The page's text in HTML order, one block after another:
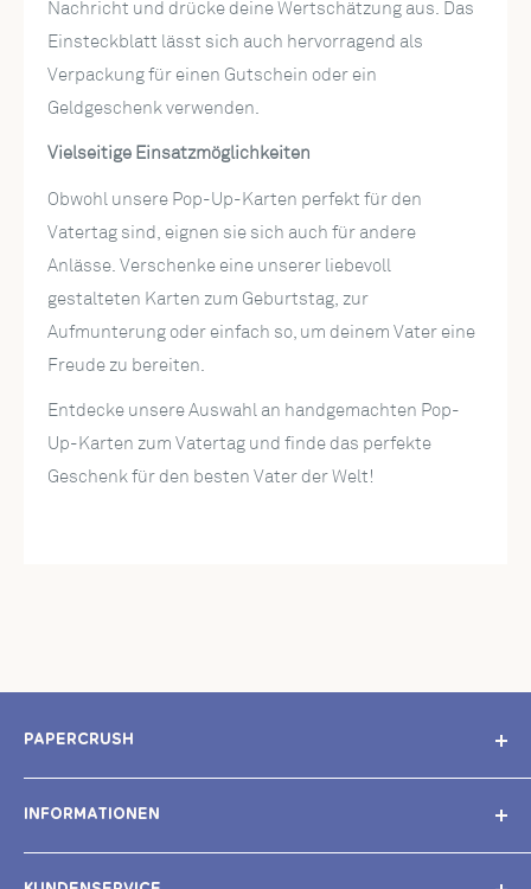
Nachricht und drücke deine Wertschätzung aus. Das
Einsteckblatt lässt sich auch hervorragend als
Verpackung für einen Gutschein oder ein
Geldgeschenk verwenden.
Vielseitige Einsatzmöglichkeiten
Obwohl unsere Pop-Up-Karten perfekt für den
Vatertag sind, eignen sie sich auch für andere
Anlässe. Verschenke eine unserer liebevoll
gestalteten Karten zum Geburtstag, zur
Aufmunterung oder einfach so, um deinem Vater eine
Freude zu bereiten.
Entdecke unsere Auswahl an handgemachten Pop-
Up-Karten zum Vatertag und finde das perfekte
Geschenk für den besten Vater der Welt!
PAPERCRUSH
Unser Ziel: Einzigartige Grußkarten erschaffen, mit
denen du deinen Liebsten eine außergewöhnliche
Freude bereitest – und damit noch lange in Erinnerung
INFORMATIONEN
Impressum